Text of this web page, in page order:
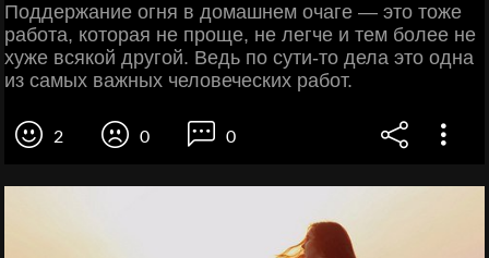
Поддержание огня в домашнем очаге — это тоже
работа, которая не проще, не легче и тем более не
хуже всякой другой. Ведь по сути-то дела это одна
из самых важных человеческих работ.
2 0 0